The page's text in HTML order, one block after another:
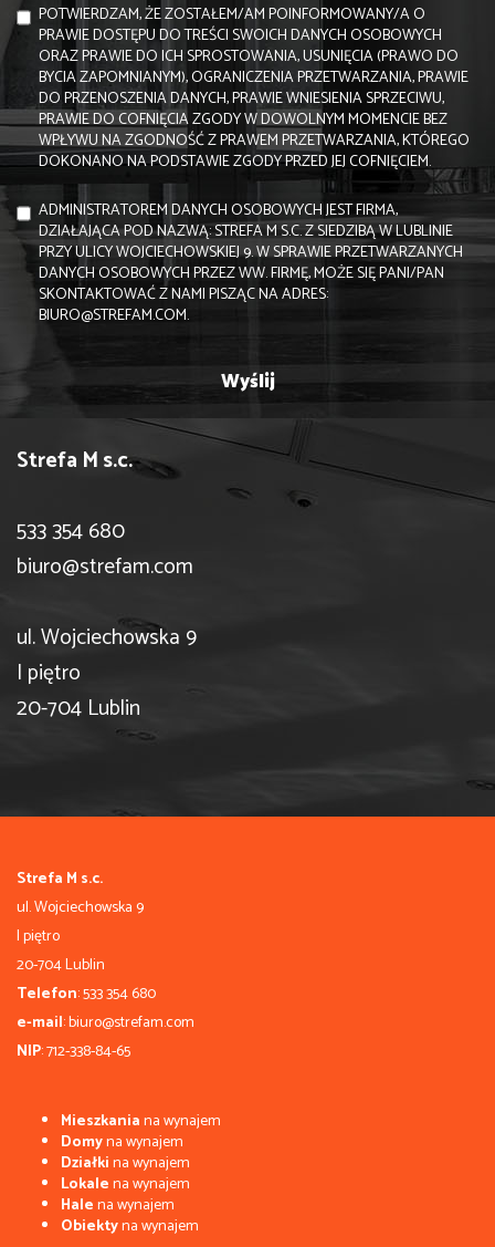
POTWIERDZAM, ŻE ZOSTAŁEM/AM POINFORMOWANY/A O
PRAWIE DOSTĘPU DO TREŚCI SWOICH DANYCH OSOBOWYCH
ORAZ PRAWIE DO ICH SPROSTOWANIA, USUNIĘCIA (PRAWO DO
BYCIA ZAPOMNIANYM), OGRANICZENIA PRZETWARZANIA, PRAWIE
DO PRZENOSZENIA DANYCH, PRAWIE WNIESIENIA SPRZECIWU,
PRAWIE DO COFNIĘCIA ZGODY W DOWOLNYM MOMENCIE BEZ
WPŁYWU NA ZGODNOŚĆ Z PRAWEM PRZETWARZANIA, KTÓREGO
DOKONANO NA PODSTAWIE ZGODY PRZED JEJ COFNIĘCIEM.
ADMINISTRATOREM DANYCH OSOBOWYCH JEST FIRMA,
DZIAŁAJĄCA POD NAZWĄ: STREFA M S.C. Z SIEDZIBĄ W LUBLINIE
PRZY ULICY WOJCIECHOWSKIEJ 9. W SPRAWIE PRZETWARZANYCH
DANYCH OSOBOWYCH PRZEZ WW. FIRMĘ, MOŻE SIĘ PANI/PAN
SKONTAKTOWAĆ Z NAMI PISZĄC NA ADRES:
BIURO@STREFAM.COM.
Strefa M s.c.
533 354 680
biuro@strefam.com
ul. Wojciechowska 9
I piętro
20-704 Lublin
Strefa M s.c.
ul. Wojciechowska 9
I piętro
20-704 Lublin
Telefon: 533 354 680
e-mail: biuro@strefam.com
NIP: 712-338-84-65
Mieszkaniana wynajem
Domyna wynajem
Działkina wynajem
Lokalena wynajem
Halena wynajem
Obiektyna wynajem